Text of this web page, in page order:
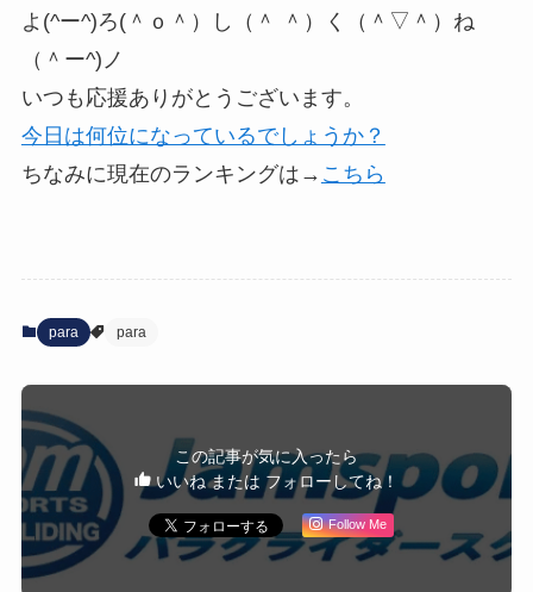
よ(^ー^)ろ(＾ｏ＾）し（＾ ＾）く（＾▽＾）ね
（＾ー^)ノ
いつも応援ありがとうございます。
今日は何位になっているでしょうか？
ちなみに現在のランキングは→ こちら
para para
この記事が気に入ったら
いいね または フォローしてね！
Follow Me